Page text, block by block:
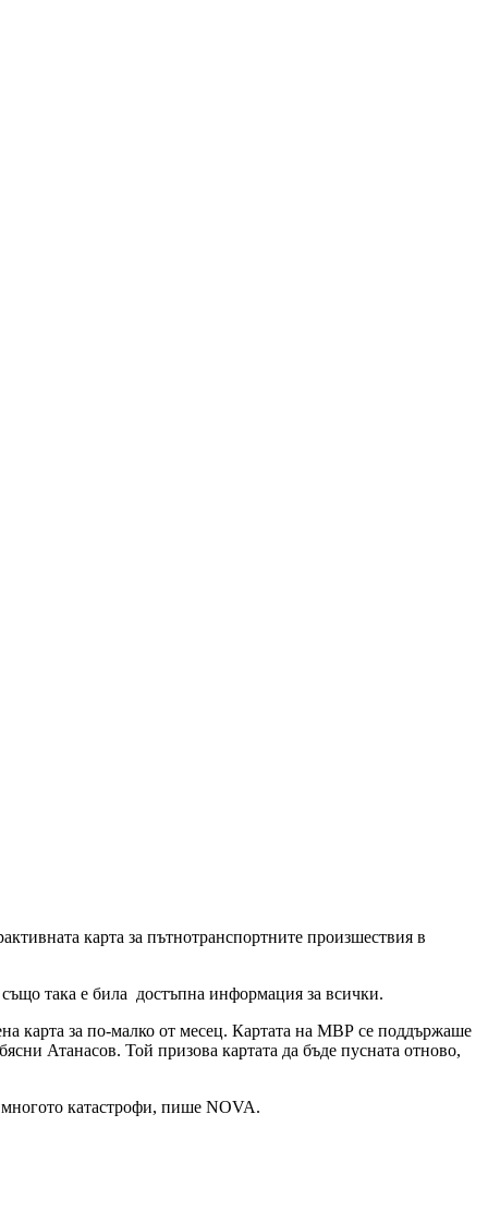
карта за пътнотранспортните произшествия в
също така е била достъпна информация за всички.
карта за по-малко от месец. Картата на МВР се поддържаше
Атанасов. Той призова картата да бъде пусната отново,
многото катастрофи, пише NOVA.